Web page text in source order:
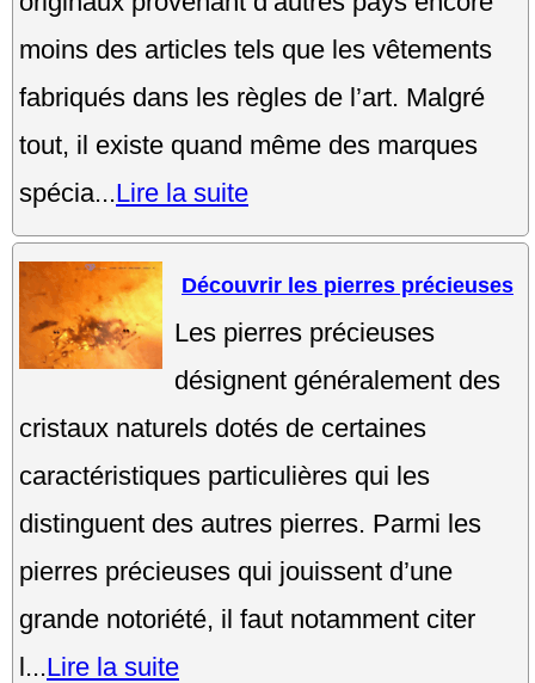
moins des articles tels que les vêtements
fabriqués dans les règles de l’art. Malgré
tout, il existe quand même des marques
spécia...Lire la suite
Découvrir les pierres précieuses
Les pierres précieuses
désignent généralement des
cristaux naturels dotés de certaines
caractéristiques particulières qui les
distinguent des autres pierres. Parmi les
pierres précieuses qui jouissent d’une
grande notoriété, il faut notamment citer
l...Lire la suite